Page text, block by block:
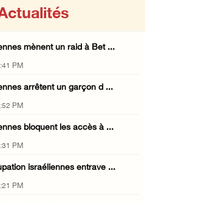
mènent un raid à Bet ...
PM
arrêtent un garçon d ...
PM
bloquent les accès à ...
PM
israéliennes entrave ...
PM